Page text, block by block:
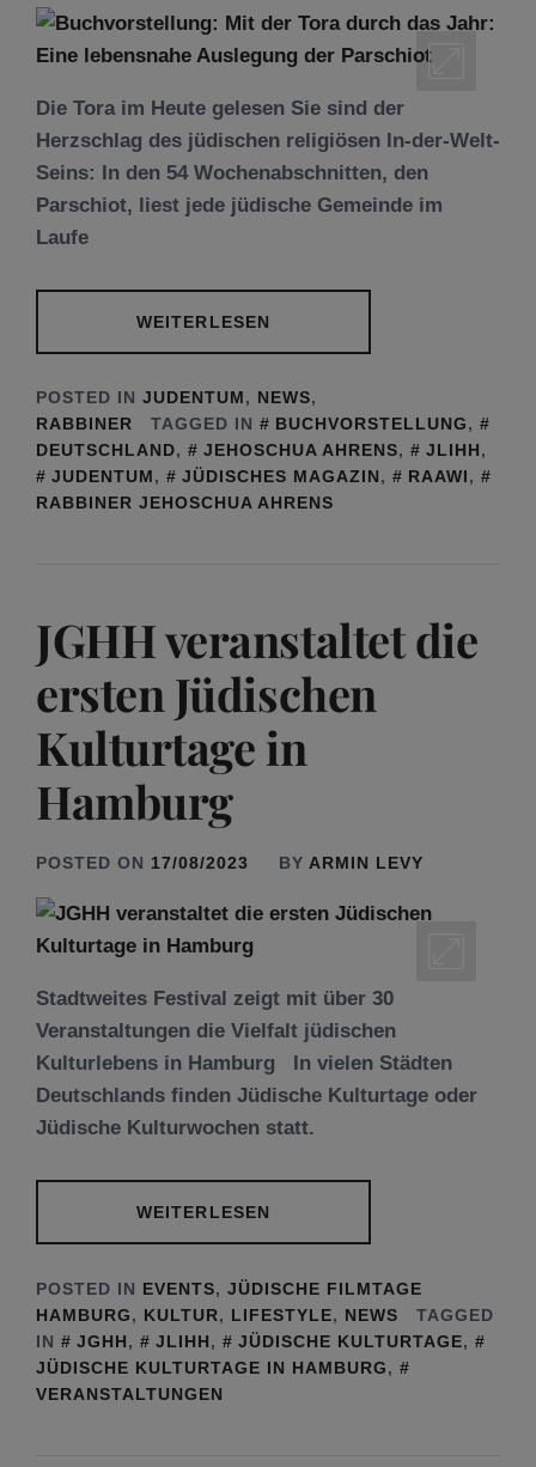
Die Tora im Heute gelesen Sie sind der
Herzschlag des jüdischen religiösen In-der-Welt-
Seins: In den 54 Wochenabschnitten, den
Parschiot, liest jede jüdische Gemeinde im
Laufe
WEITERLESEN
POSTED IN JUDENTUM, NEWS,
RABBINER
TAGGED IN BUCHVORSTELLUNG,
DEUTSCHLAND, JEHOSCHUA AHRENS, JLIHH,
JUDENTUM, JÜDISCHES MAGAZIN, RAAWI,
RABBINER JEHOSCHUA AHRENS
JGHH veranstaltet die
ersten Jüdischen
Kulturtage in
Hamburg
POSTED ON 17/08/2023 BY ARMIN LEVY
Stadtweites Festival zeigt mit über 30
Veranstaltungen die Vielfalt jüdischen
Kulturlebens in Hamburg In vielen Städten
Deutschlands finden Jüdische Kulturtage oder
Jüdische Kulturwochen statt.
WEITERLESEN
POSTED IN EVENTS, JÜDISCHE FILMTAGE
HAMBURG, KULTUR, LIFESTYLE, NEWS
TAGGED
IN
JGHH, JLIHH, JÜDISCHE KULTURTAGE,
JÜDISCHE KULTURTAGE IN HAMBURG,
VERANSTALTUNGEN